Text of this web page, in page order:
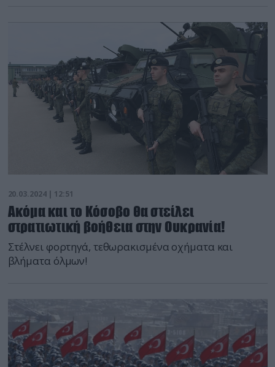
20.03.2024 | 12:51
Ακόμα και το Κόσοβο θα στείλει
στρατιωτική βοήθεια στην Ουκρανία!
Στέλνει φορτηγά, τεθωρακισμένα οχήματα και
βλήματα όλμων!